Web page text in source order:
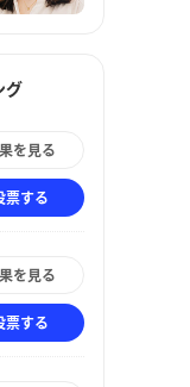
グ
を見る
票する
を見る
票する